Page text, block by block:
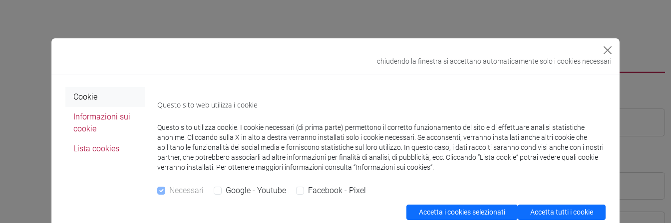
MARCHETTI Sabrina - 20h Lezione
Materiali didattici
Materiali su Moodle
chiudendo la finestra si accettano automaticamente solo i cookies necessari
Cookie
Informazioni sui
cookie
Lista cookies
Questo sito web utilizza i cookie
Questo sito utilizza cookie. I cookie necessari (di prima parte) permettono il corretto funzionamento del sito e di effettuare analisi statistiche
anonime. Cliccando sulla X in alto a destra verranno installati solo i cookie necessari. Se acconsenti, verranno installati anche altri cookie che
abilitano le funzionalità dei social media e forniscono statistiche sul loro utilizzo. In questo caso, i dati raccolti saranno condivisi anche con i nostri
partner, che potrebbero associarli ad altre informazioni per finalità di analisi, di pubblicità, ecc. Cliccando “Lista cookie” potrai vedere quali cookie
verranno installati. Per ottenere maggiori informazioni consulta “Informazioni sui cookies”.
Necessari Google - Youtube Facebook - Pixel
Accetta i cookies selezionati Accetta tutti i cookie